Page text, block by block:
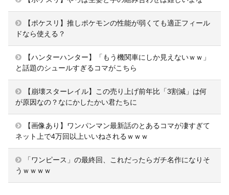
【ポケスリ】推しポケモンの性能が弱くても適正フィール
ドなら使える？
【ハンターハンター】「もう機関車にしか見えないｗｗ」
と話題のシュールすぎるコマがこちら
【崩壊スターレイル】この売り上げ前年比「3割減」は何
が原因なの？なにかしたかい君たちに
【画像あり】ワンパンマン最新話のとあるコマが凄すぎて
ネット上で4万回以上いいねされるｗｗｗ
「ワンピース」の最終回、これだったらガチ名作になりそ
うｗｗｗｗ